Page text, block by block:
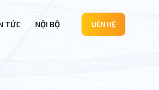
TỨC NỘI BỘ LIÊN HỆ